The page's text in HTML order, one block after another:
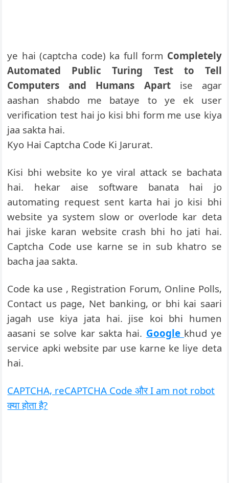
ye hai (captcha code) ka full form Completely
Automated Public Turing Test to Tell
Computers and Humans Apartise agar
aashan shabdo me bataye to ye ek user
verification test hai jo kisi bhi form me use kiya
jaa sakta hai.
Kyo Hai Captcha Code Ki Jarurat.
Kisi bhi website ko ye viral attack se bachata
hai. hekar aise software banata hai jo
automating request sent karta hai jo kisi bhi
website ya system slow or overlode kar deta
hai jiske karan website crash bhi ho jati hai.
Captcha Code use karne se in sub khatro se
bacha jaa sakta.
Code ka use , Registration Forum, Online Polls,
Contact us page, Net banking, or bhi kai saari
jagah use kiya jata hai. jise koi bhi humen
aasani se solve kar sakta hai. Google khud ye
service apki website par use karne ke liye deta
hai.
CAPTCHA, reCAPTCHA Code और I am not robot
क्या होता है?